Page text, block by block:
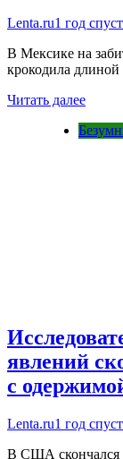
Lenta.ru1 год
В Мексике на
крокодила длиной
Читать далее
явлений
с
Lenta.ru1 год
В США скончался